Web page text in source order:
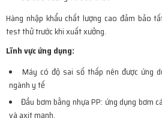
Hàng nhập khẩu chất lượng cao đảm bảo
test thử trước khi xuất xưởng.
Lĩnh vực ứng dụng:
Máy có độ sai số thấp nên được ứng
ngành y tế
Đầu bơm bằng nhựa PP: ứng dụng bơm
và axit mạnh.